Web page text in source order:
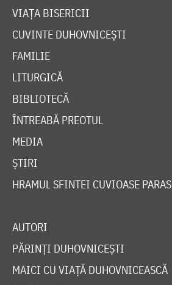
VIAȚA BISERICII
CUVINTE DUHOVNICEȘTI
FAMILIE
LITURGICĂ
BIBLIOTECĂ
ÎNTREABĂ PREOTUL
MEDIA
ȘTIRI
HRAMUL SFINTEI CUVIOASE
AUTORI
PĂRINȚI DUHOVNICEȘTI
MAICI CU VIAȚĂ DUHOVNICEASCĂ